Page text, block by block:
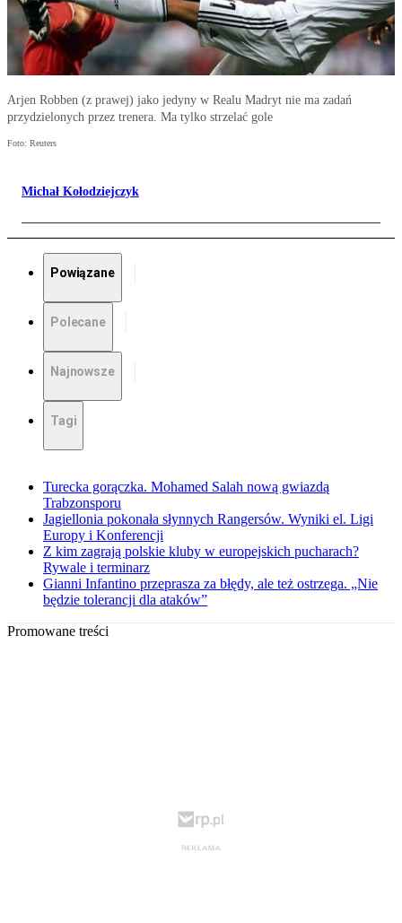
Arjen Robben (z prawej) jako jedyny w Realu Madryt nie ma zadań
przydzielonych przez trenera. Ma tylko strzelać gole
Foto: Reuters
Michał Kołodziejczyk
Powiązane
Polecane
Najnowsze
Tagi
Turecka gorączka. Mohamed Salah nową gwiazdą
Trabzonsporu
Jagiellonia pokonała słynnych Rangersów. Wyniki el. Ligi
Europy i Konferencji
Z kim zagrają polskie kluby w europejskich pucharach?
Rywale i terminarz
Gianni Infantino przeprasza za błędy, ale też ostrzega. „Nie
będzie tolerancji dla ataków”
Promowane treści